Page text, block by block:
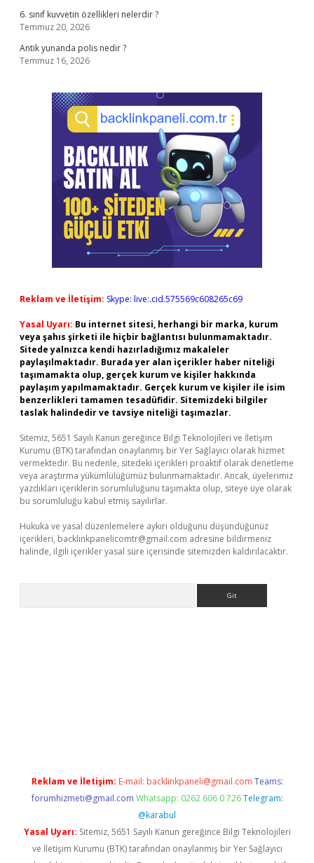
6. sınıf kuvvetin özellikleri nelerdir ?
Temmuz 20, 2026
Antik yunanda polis nedir ?
Temmuz 16, 2026
Reklam ve İletişim: Skype: live:.cid.575569c608265c69
Yasal Uyarı: Bu internet sitesi, herhangi bir marka, kurum
veya şahıs şirketi ile hiçbir bağlantısı bulunmamaktadır.
Sitede yalnızca kendi hazırladığımız makaleler
paylaşılmaktadır. Burada yer alan içerikler haber niteliği
taşımamakta olup, gerçek kurum ve kişiler hakkında
paylaşım yapılmamaktadır. Gerçek kurum ve kişiler ile isim
benzerlikleri tamamen tesadüfidir. Sitemizdeki bilgiler
taslak halindedir ve tavsiye niteliği taşımazlar.
Sitemiz, 5651 Sayılı Kanun gereğince Bilgi Teknolojileri ve İletişim
Kurumu (BTK) tarafından onaylanmış bir Yer Sağlayıcı olarak hizmet
vermektedir. Bu nedenle, sitedeki içerikleri proaktif olarak denetleme
veya araştırma yükümlülüğümüz bulunmamaktadır. Ancak, üyelerimiz
yazdıkları içeriklerin sorumluluğunu taşımakta olup, siteye üye olarak
bu sorumluluğu kabul etmiş sayılırlar.
Hukuka ve yasal düzenlemelere aykırı olduğunu düşündüğünüz
içerikleri, backlinkpanelicomtr@gmail.com adresine bildirmeniz
halinde, ilgili içerikler yasal süre içerisinde sitemizden kaldırılacaktır.
Reklam ve İletişim: E-mail: backlinkpaneli@gmail.com Teams:
forumhizmeti@gmail.com Whatsapp: 0262 606 0 726 Telegram:
@karabul
Yasal Uyarı: Sitemiz, 5651 Sayılı Kanun gereğince Bilgi Teknolojileri
ve İletişim Kurumu (BTK) tarafından onaylanmış bir Yer Sağlayıcı